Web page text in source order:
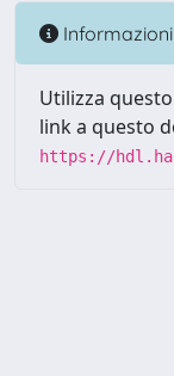
Informazioni
Utilizza
link a questo
https://